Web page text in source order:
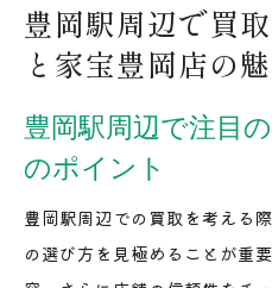
家宝豊岡店で得ら
他店と比べてわかる
地域密着型サービス
リサイクル買取の極意豊
買取成功の秘訣を
リサイクル買取で
豊岡駅周辺で買
と家宝豊岡店の
豊岡駅周辺で注目
のポイント
豊岡駅周辺での買取を考える
の選び方を見極めることが重